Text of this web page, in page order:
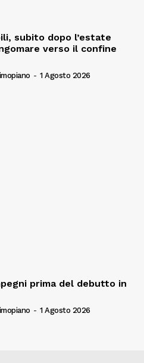
subito dopo l’estate
verso il confine
- 1 Agosto 2026
prima del debutto in
- 1 Agosto 2026